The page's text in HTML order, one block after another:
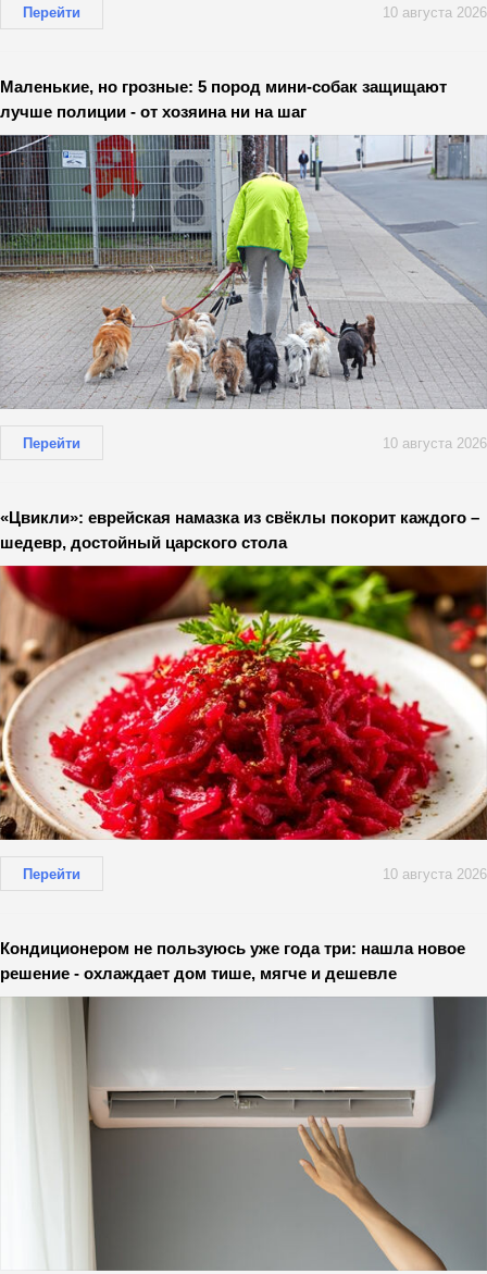
Перейти 10 августа 2026
Маленькие, но грозные: 5 пород мини-собак защищают
лучше полиции - от хозяина ни на шаг
Перейти 10 августа 2026
«Цвикли»: еврейская намазка из свёклы покорит каждого –
шедевр, достойный царского стола
Перейти 10 августа 2026
Кондиционером не пользуюсь уже года три: нашла новое
решение - охлаждает дом тише, мягче и дешевле